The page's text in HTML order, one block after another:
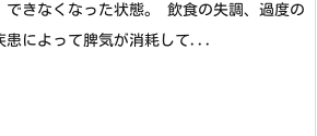
きなくなった状態。 飲食の失調、過度の
患によって脾気が消耗して...